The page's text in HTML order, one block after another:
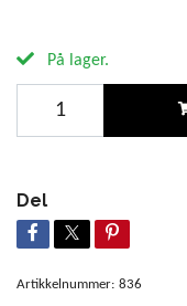
På lager.
Del
Artikkelnummer: 836